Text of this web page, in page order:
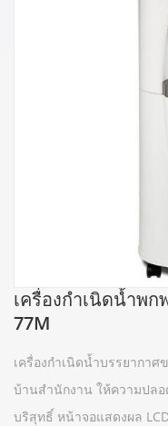
เครื่องกำเนิดน้ำพ
77M
เครื่องกำเนิดน้ำบรรยากา
บ้านสำนักงาน ให้ความปล
บริสุทธิ์ หน้าจอแสดงผล